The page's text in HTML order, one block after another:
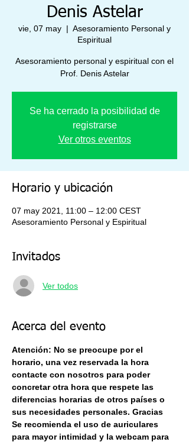
Denis Astelar
vie, 07 may
  |
Asesoramiento Personal y
Espiritual
Asesoramiento personal y espiritual con el
Prof. Denis Astelar
Se ha cerrado la posibilidad de
registrarse
Ver otros eventos
Horario y ubicación
07 may 2021, 11:00 – 12:00 CEST
Asesoramiento Personal y Espiritual
Invitados
Ver todos
Acerca del evento
Atención: No se preocupe por el
horario, una vez reservada la hora
contacte con nosotros para poder
concretar otra hora que respete las
diferencias horarias de otros países o
sus necesidades personales. Gracias
Se recomienda el uso de auriculares
para mayor intimidad y la webcam para